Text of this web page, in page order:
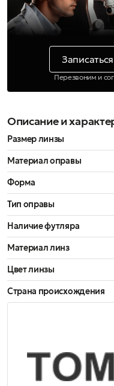
Перезвоним и
Описание и
Размер линзы
Материал оправы
Форма
Тип оправы
Наличие футляра
Материал линз
Цвет линзы
Страна происхождения